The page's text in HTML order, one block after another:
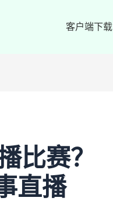
客户端下载
比赛？
直播